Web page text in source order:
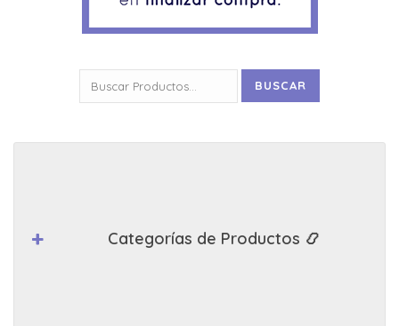
por:
BUSCAR
Categorías de Productos 📿